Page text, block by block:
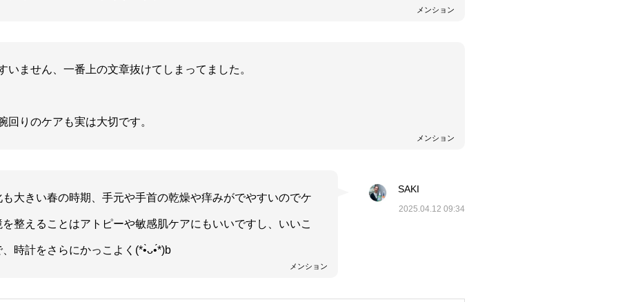
メンション
メンション
いません、一番上の文章抜けてしまってました。
回りのケアも実は大切です。
SAKI
2025.04.12 09:34
メンション
大きい春の時期、手元や手首の乾燥や痒みがでやすいのでケ
整えることはアトピーや敏感肌ケアにもいいですし、いいこ
時計をさらにかっこよく(*•̀ᴗ•́*)b